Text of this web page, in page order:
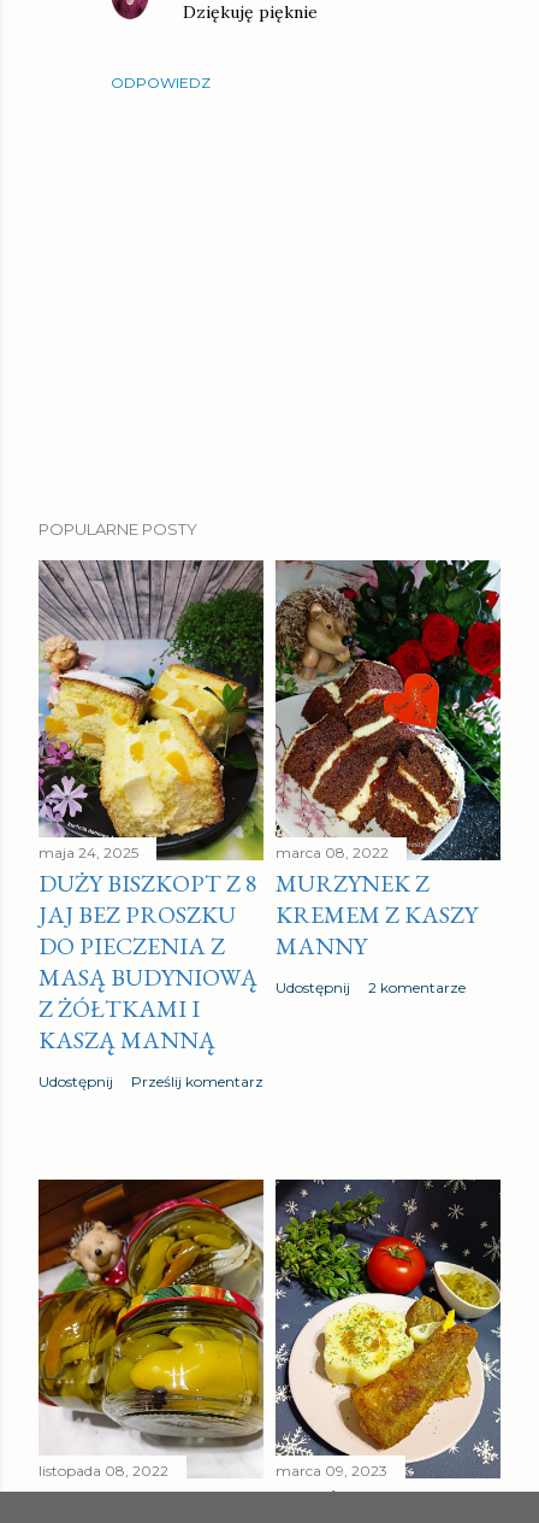
ODPOWIEDZ
Dziękuję pięknie
r
z
e
ś
l
i
j
k
o
m
e
n
t
a
r
z
POPULARNE POSTY
maja 24, 2025
DUŻY BISZKOPT Z 8
JAJ BEZ PROSZKU
DO PIECZENIA Z
MASĄ BUDYNIOWĄ
Z ŻÓŁTKAMI I
KASZĄ MANNĄ
Udostępnij Prześlij komentarz
marca 08, 2022
MURZYNEK Z
KREMEM Z KASZY
MANNY
Udostępnij 2 komentarze
listopada 08, 2022
PAPRYKA ZIELONA
marca 09, 2023
SMAŻONY